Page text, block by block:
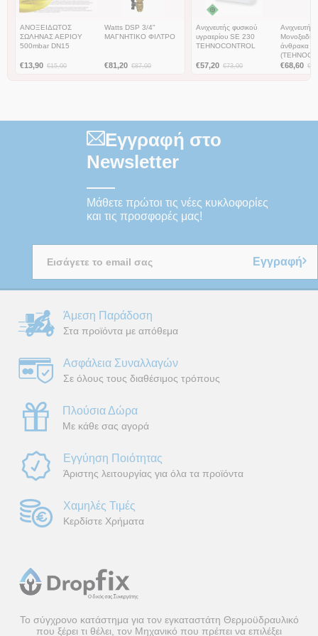
ΑΝΟΞΕΙΔΩΤΟΣ
ΣΩΛΗΝΑΣ ΑΕΡΙΟΥ
500mbar DN15
€13,90 €15,00
Watts DSP 3/4"
ΜΑΓΝΗΤΙΚΟ ΦΙΛΤΡΟ
€81,20 €87,00
Ανιχνευτής φυσικού
υγραερίου SE 230
TEHNOCONTROL
€57,20 €73,00
άνθρακα
€68,60 €
Εγγραφή στο
Newsletter
Μάθετε πρώτοι τις νέες κυκλοφορίες
και τις προσφορές μας!
Εγγραφή
Άμεση Παράδοση
Στα προϊόντα με απόθεμα
Ασφάλεια Συναλλαγών
Σε όλους τους διαθέσιμος τρόπους
Πλούσια Δώρα
Με κάθε σας αγορά
Εγγύηση Ποιότητας
Άριστης λειτουργίας για όλα τα προϊόντα
Χαμηλές Τιμές
Κερδίστε Χρήματα
Το σύγχρονο κατάστημα για τον εγκαταστάτη Θερμοϋδραυλικό
που ξέρει τι θέλει, τον Μηχανικό που πρέπει να επιλέξει